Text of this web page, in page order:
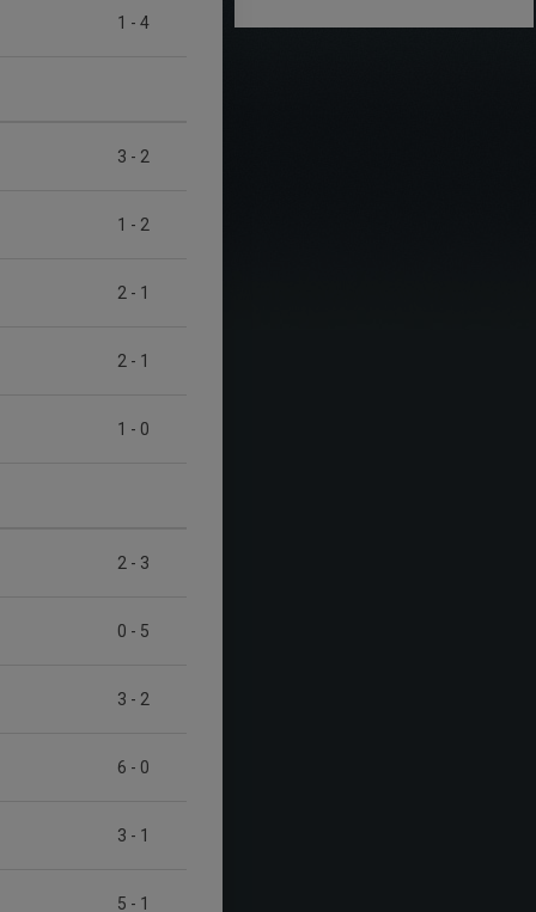
1 - 4
3 - 2
1 - 2
2 - 1
2 - 1
1 - 0
2 - 3
0 - 5
3 - 2
6 - 0
3 - 1
5 - 1